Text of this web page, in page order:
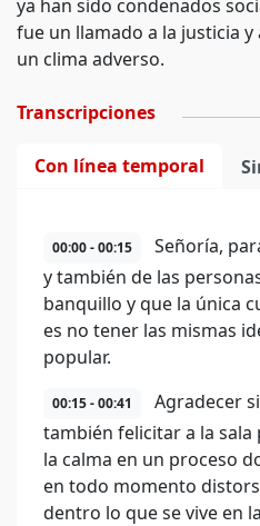
ya han sido condenados
fue un llamado a la justicia
un clima adverso.
Transcripciones
Con línea temporal
00:00 - 00:15
Señoría,
y también de las
banquillo y que la única
es no tener las mismas
popular.
00:15 - 00:41
Agradecer
también felicitar a la
la calma en un proceso
en todo momento
dentro lo que se vive en